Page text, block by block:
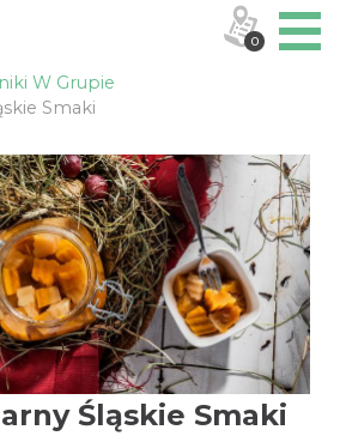
W Grupie
Smaki
Śląskie Smaki
0